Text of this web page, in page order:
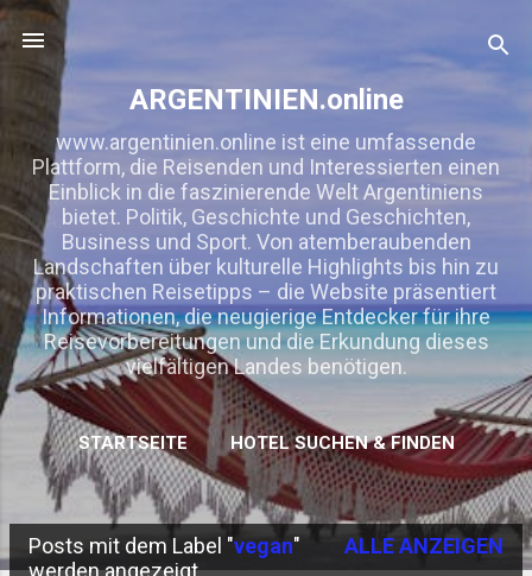
ARGENTINIEN.online
www.argentinien.online ist eine umfassende
Plattform, die Reisenden und Interessierten einen
Einblick in die faszinierende Welt Argentiniens
bietet. Politik, Geschichte und Geschichten,
Business und Sport. Von atemberaubenden
Landschaften über kulturelle Highlights bis hin zu
praktischen Reisetipps – die Website präsentiert
Informationen, die neugierige Entdecker für ihre
Reisevorbereitungen und die Erkundung dieses
vielfältigen Landes benötigen.
STARTSEITE HOTEL SUCHEN & FINDEN
MEHR… KOOPERATION/ WERBUNG/ LINKTAUSCH
Posts mit dem Label "vegan"
werden angezeigt.
ALLE ANZEIGEN